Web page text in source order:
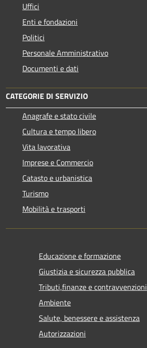
Uffici
Enti e fondazioni
Politici
Personale Amministrativo
Documenti e dati
CATEGORIE DI SERVIZIO
Anagrafe e stato civile
Cultura e tempo libero
Vita lavorativa
Imprese e Commercio
Catasto e urbanistica
Turismo
Mobilità e trasporti
Educazione e formazione
Giustizia e sicurezza pubblica
Tributi,finanze e contravvenzioni
Ambiente
Salute, benessere e assistenza
Autorizzazioni